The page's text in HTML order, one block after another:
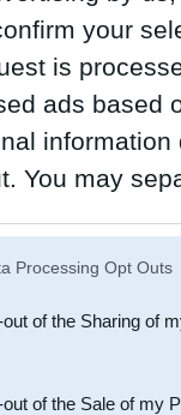
your
is
ads based
You may
Participants
Processing Opt Outs
of the Sharing of
of the Sale of my